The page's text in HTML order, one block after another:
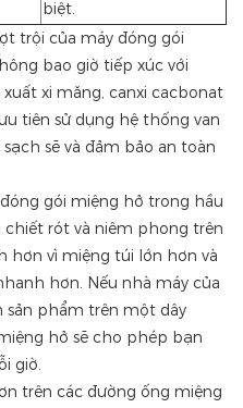
biệt.
trội của máy đóng gói
bao giờ tiếp xúc với
xi măng, canxi cacbonat
tiên sử dụng hệ thống van
sẽ và đảm bảo an toàn
gói miệng hở trong hầu
rót và niêm phong trên
hơn vì miệng túi lớn hơn và
hơn. Nếu nhà máy của
sản phẩm trên một dây
hở sẽ cho phép bạn
giờ.
trên các đường ống miệng